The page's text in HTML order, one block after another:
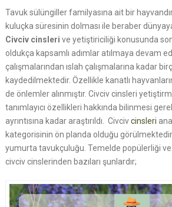
Tavuk sülüngiller familyasına ait bir
kuluçka süresinin dolması ile beraber
Civciv cinsleri ve yetiştiriciliği konusunda
oldukça kapsamlı adımlar atılmaya devam
çalışmalarından ıslah çalışmalarına kadar
kaydedilmektedir. Özellikle kanatlı
de önlemler alınmıştır. Civciv cinsleri
tanımlayıcı özellikleri hakkında bilinmesi
ayrıntısına kadar araştırıldı. Civcivcinsleri
kategorisinin ön planda olduğu
yumurta tavukçuluğu. Temelde popülerliği
civciv cinslerinden bazıları şunlardır;